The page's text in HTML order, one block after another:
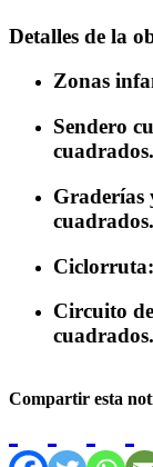
Detalles de la
Zonas
Sendero
cuadrados.
Graderías
cuadrados.
Circuito
cuadrados.
Compartir esta